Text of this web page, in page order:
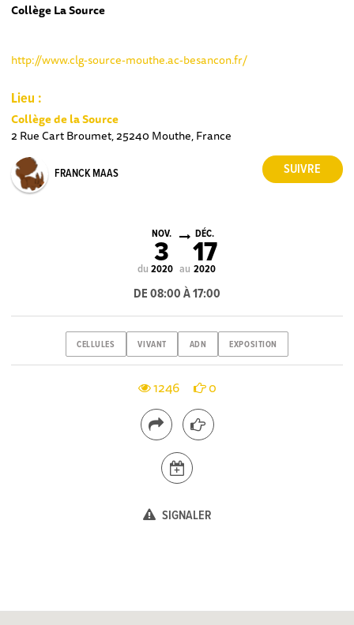
Collège La Source
http://www.clg-source-mouthe.ac-besancon.fr/
Lieu :
Collège de la Source
2 Rue Cart Broumet, 25240 Mouthe, France
FRANCK MAAS
du
NOV.
3
2020 au
DÉC.
17
2020
DE 08:00 À 17:00
CELLULES VIVANT ADN EXPOSITION
1246 0
SIGNALER